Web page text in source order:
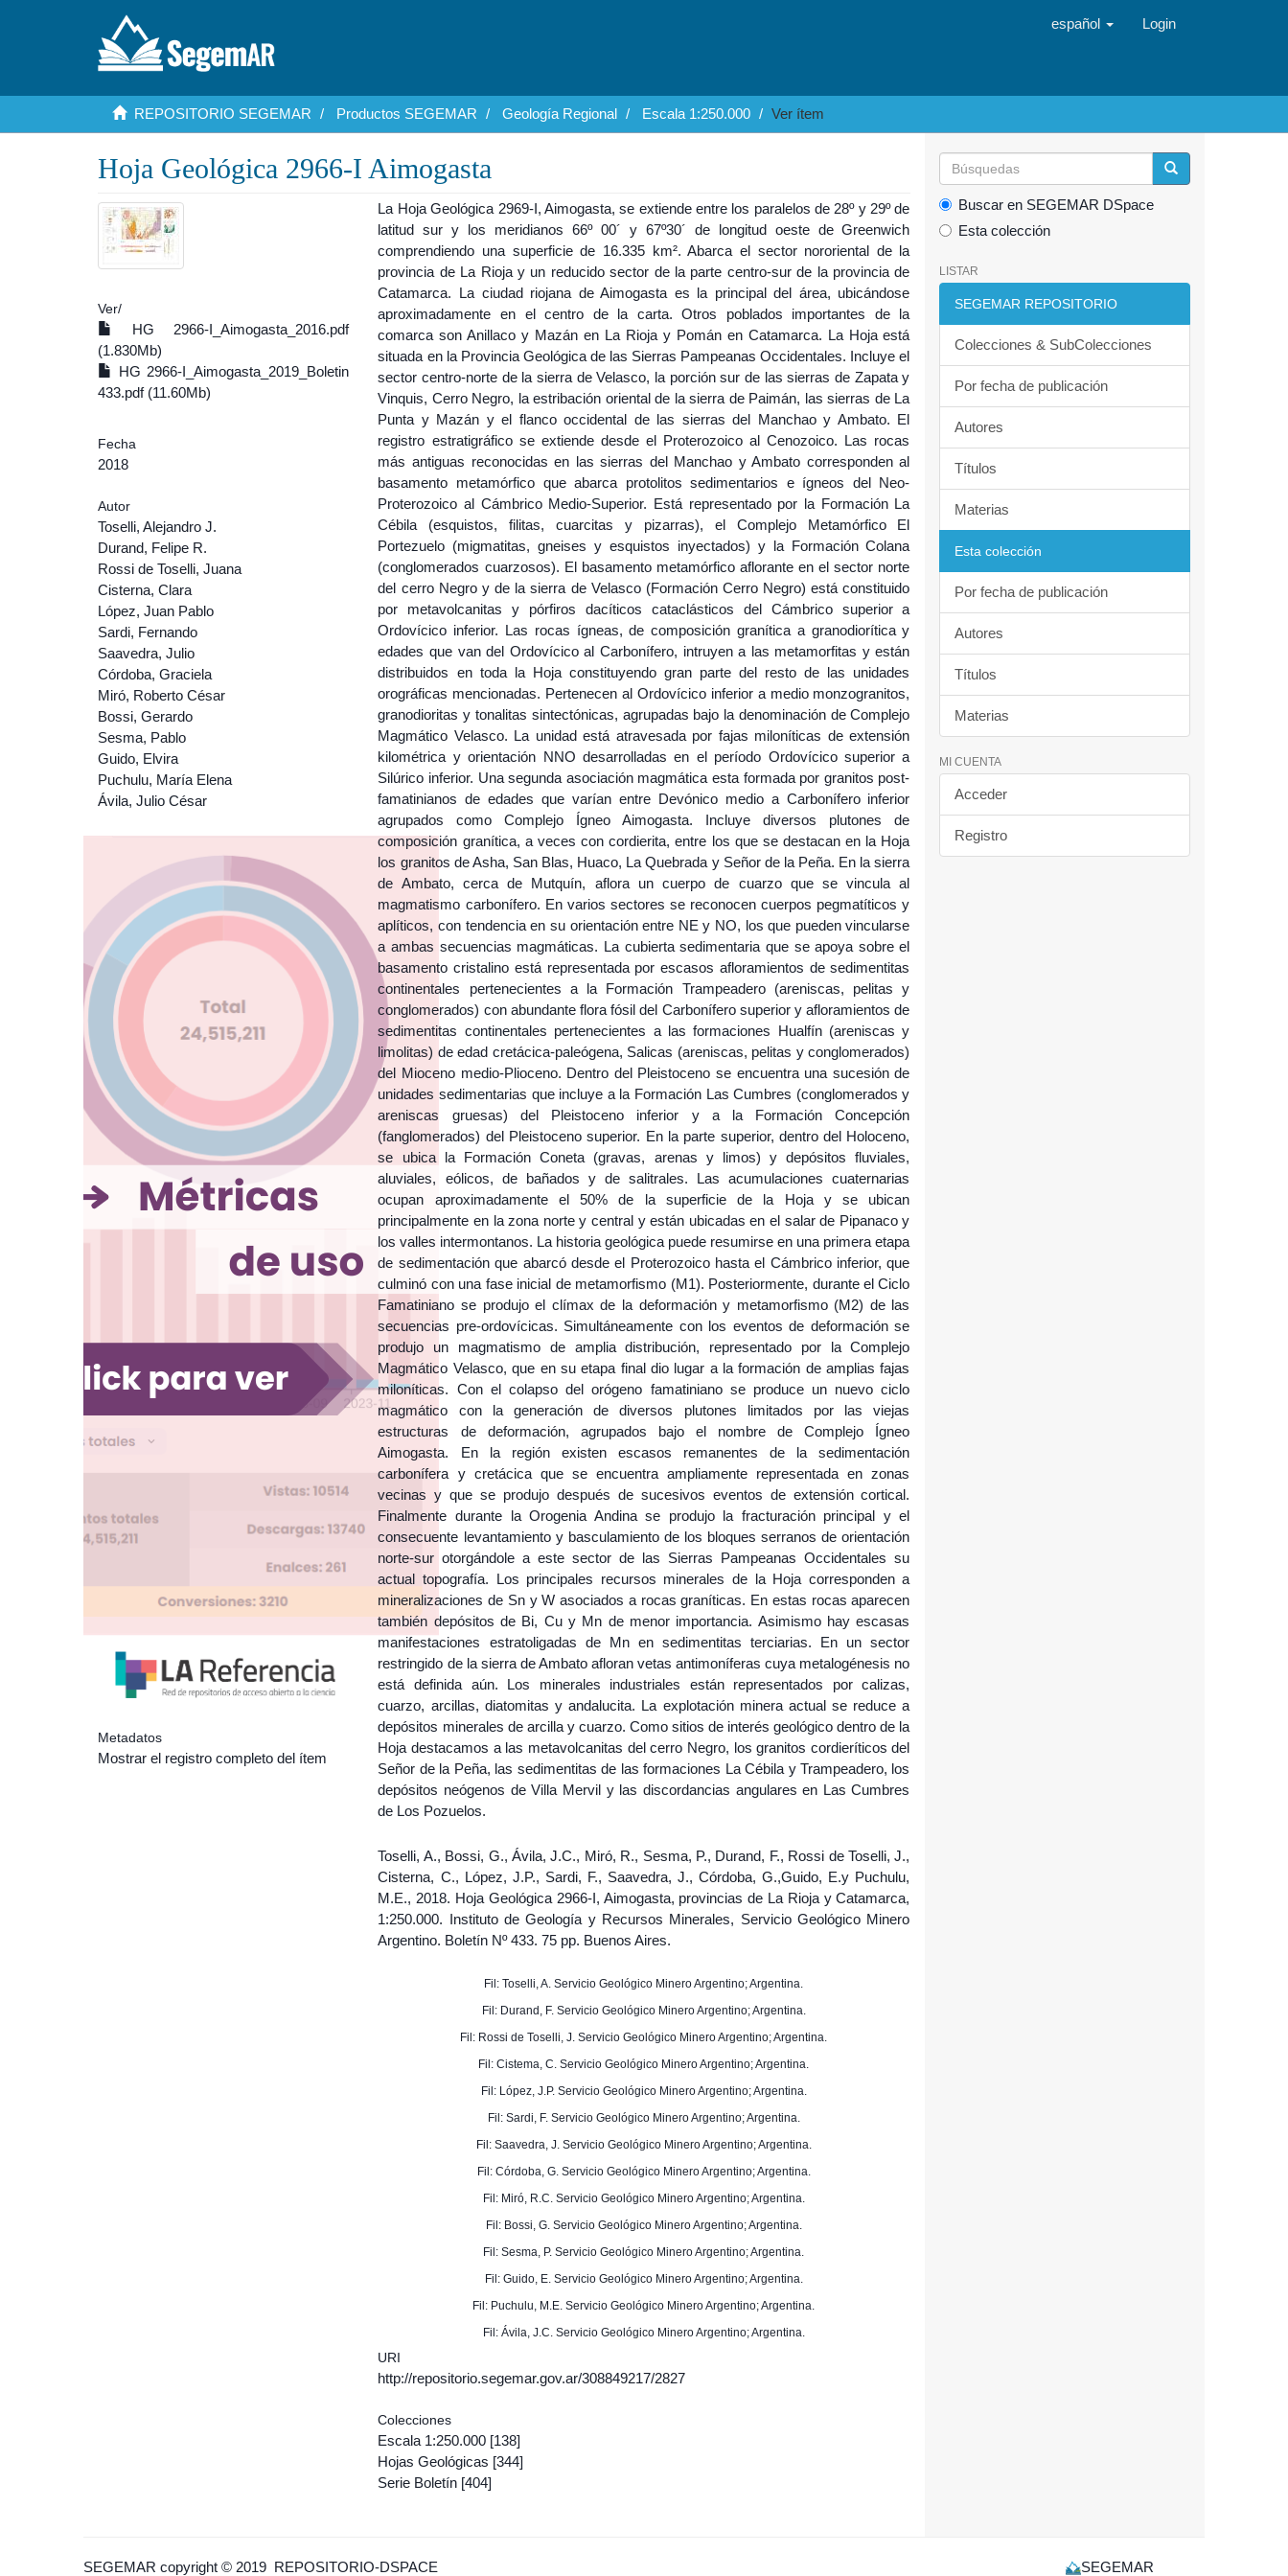
español Login
REPOSITORIO SEGEMAR Productos SEGEMAR Geología Regional Escala 1:250.000 Ver ítem
Hoja Geológica 2966-I Aimogasta
Ver/
HG 2966-I_Aimogasta_2016.pdf
(1.830Mb)
HG 2966-I_Aimogasta_2019_Boletin
433.pdf (11.60Mb)
Fecha
2018
Autor
Toselli, Alejandro J.
Durand, Felipe R.
Rossi de Toselli, Juana
Cisterna, Clara
López, Juan Pablo
Sardi, Fernando
Saavedra, Julio
Córdoba, Graciela
Miró, Roberto César
Bossi, Gerardo
Sesma, Pablo
Guido, Elvira
Puchulu, María Elena
Ávila, Julio César
Metadatos
Mostrar el registro completo del ítem
La Hoja Geológica 2969-I, Aimogasta, se extiende entre los paralelos de 28º y 29º de
latitud sur y los meridianos 66º 00´ y 67º30´ de longitud oeste de Greenwich
comprendiendo una superficie de 16.335 km². Abarca el sector nororiental de la
provincia de La Rioja y un reducido sector de la parte centro-sur de la provincia de
Catamarca. La ciudad riojana de Aimogasta es la principal del área, ubicándose
aproximadamente en el centro de la carta. Otros poblados importantes de la
comarca son Anillaco y Mazán en La Rioja y Pomán en Catamarca. La Hoja está
situada en la Provincia Geológica de las Sierras Pampeanas Occidentales. Incluye el
sector centro-norte de la sierra de Velasco, la porción sur de las sierras de Zapata y
Vinquis, Cerro Negro, la estribación oriental de la sierra de Paimán, las sierras de La
Punta y Mazán y el flanco occidental de las sierras del Manchao y Ambato. El
registro estratigráfico se extiende desde el Proterozoico al Cenozoico. Las rocas
más antiguas reconocidas en las sierras del Manchao y Ambato corresponden al
basamento metamórfico que abarca protolitos sedimentarios e ígneos del Neo-
Proterozoico al Cámbrico Medio-Superior. Está representado por la Formación La
Cébila (esquistos, filitas, cuarcitas y pizarras), el Complejo Metamórfico El
Portezuelo (migmatitas, gneises y esquistos inyectados) y la Formación Colana
(conglomerados cuarzosos). El basamento metamórfico aflorante en el sector norte
del cerro Negro y de la sierra de Velasco (Formación Cerro Negro) está constituido
por metavolcanitas y pórfiros dacíticos cataclásticos del Cámbrico superior a
Ordovícico inferior. Las rocas ígneas, de composición granítica a granodiorítica y
edades que van del Ordovícico al Carbonífero, intruyen a las metamorfitas y están
distribuidos en toda la Hoja constituyendo gran parte del resto de las unidades
orográficas mencionadas. Pertenecen al Ordovícico inferior a medio monzogranitos,
granodioritas y tonalitas sintectónicas, agrupadas bajo la denominación de Complejo
Magmático Velasco. La unidad está atravesada por fajas miloníticas de extensión
kilométrica y orientación NNO desarrolladas en el período Ordovícico superior a
Silúrico inferior. Una segunda asociación magmática esta formada por granitos post-
famatinianos de edades que varían entre Devónico medio a Carbonífero inferior
agrupados como Complejo Ígneo Aimogasta. Incluye diversos plutones de
composición granítica, a veces con cordierita, entre los que se destacan en la Hoja
los granitos de Asha, San Blas, Huaco, La Quebrada y Señor de la Peña. En la sierra
de Ambato, cerca de Mutquín, aflora un cuerpo de cuarzo que se vincula al
magmatismo carbonífero. En varios sectores se reconocen cuerpos pegmatíticos y
aplíticos, con tendencia en su orientación entre NE y NO, los que pueden vincularse
a ambas secuencias magmáticas. La cubierta sedimentaria que se apoya sobre el
basamento cristalino está representada por escasos afloramientos de sedimentitas
continentales pertenecientes a la Formación Trampeadero (areniscas, pelitas y
conglomerados) con abundante flora fósil del Carbonífero superior y afloramientos de
sedimentitas continentales pertenecientes a las formaciones Hualfín (areniscas y
limolitas) de edad cretácica-paleógena, Salicas (areniscas, pelitas y conglomerados)
del Mioceno medio-Plioceno. Dentro del Pleistoceno se encuentra una sucesión de
unidades sedimentarias que incluye a la Formación Las Cumbres (conglomerados y
areniscas gruesas) del Pleistoceno inferior y a la Formación Concepción
(fanglomerados) del Pleistoceno superior. En la parte superior, dentro del Holoceno,
se ubica la Formación Coneta (gravas, arenas y limos) y depósitos fluviales,
aluviales, eólicos, de bañados y de salitrales. Las acumulaciones cuaternarias
ocupan aproximadamente el 50% de la superficie de la Hoja y se ubican
principalmente en la zona norte y central y están ubicadas en el salar de Pipanaco y
los valles intermontanos. La historia geológica puede resumirse en una primera etapa
de sedimentación que abarcó desde el Proterozoico hasta el Cámbrico inferior, que
culminó con una fase inicial de metamorfismo (M1). Posteriormente, durante el Ciclo
Famatiniano se produjo el clímax de la deformación y metamorfismo (M2) de las
secuencias pre-ordovícicas. Simultáneamente con los eventos de deformación se
produjo un magmatismo de amplia distribución, representado por la Complejo
Magmático Velasco, que en su etapa final dio lugar a la formación de amplias fajas
miloníticas. Con el colapso del orógeno famatiniano se produce un nuevo ciclo
magmático con la generación de diversos plutones limitados por las viejas
estructuras de deformación, agrupados bajo el nombre de Complejo Ígneo
Aimogasta. En la región existen escasos remanentes de la sedimentación
carbonífera y cretácica que se encuentra ampliamente representada en zonas
vecinas y que se produjo después de sucesivos eventos de extensión cortical.
Finalmente durante la Orogenia Andina se produjo la fracturación principal y el
consecuente levantamiento y basculamiento de los bloques serranos de orientación
norte-sur otorgándole a este sector de las Sierras Pampeanas Occidentales su
actual topografía. Los principales recursos minerales de la Hoja corresponden a
mineralizaciones de Sn y W asociados a rocas graníticas. En estas rocas aparecen
también depósitos de Bi, Cu y Mn de menor importancia. Asimismo hay escasas
manifestaciones estratoligadas de Mn en sedimentitas terciarias. En un sector
restringido de la sierra de Ambato afloran vetas antimoníferas cuya metalogénesis no
está definida aún. Los minerales industriales están representados por calizas,
cuarzo, arcillas, diatomitas y andalucita. La explotación minera actual se reduce a
depósitos minerales de arcilla y cuarzo. Como sitios de interés geológico dentro de la
Hoja destacamos a las metavolcanitas del cerro Negro, los granitos cordieríticos del
Señor de la Peña, las sedimentitas de las formaciones La Cébila y Trampeadero, los
depósitos neógenos de Villa Mervil y las discordancias angulares en Las Cumbres
de Los Pozuelos.
Toselli, A., Bossi, G., Ávila, J.C., Miró, R., Sesma, P., Durand, F., Rossi de Toselli, J.,
Cisterna, C., López, J.P., Sardi, F., Saavedra, J., Córdoba, G.,Guido, E.y Puchulu,
M.E., 2018. Hoja Geológica 2966-I, Aimogasta, provincias de La Rioja y Catamarca,
1:250.000. Instituto de Geología y Recursos Minerales, Servicio Geológico Minero
Argentino. Boletín Nº 433. 75 pp. Buenos Aires.
Fil: Toselli, A. Servicio Geológico Minero Argentino; Argentina.
Fil: Durand, F. Servicio Geológico Minero Argentino; Argentina.
Fil: Rossi de Toselli, J. Servicio Geológico Minero Argentino; Argentina.
Fil: Cistema, C. Servicio Geológico Minero Argentino; Argentina.
Fil: López, J.P. Servicio Geológico Minero Argentino; Argentina.
Fil: Sardi, F. Servicio Geológico Minero Argentino; Argentina.
Fil: Saavedra, J. Servicio Geológico Minero Argentino; Argentina.
Fil: Córdoba, G. Servicio Geológico Minero Argentino; Argentina.
Fil: Miró, R.C. Servicio Geológico Minero Argentino; Argentina.
Fil: Bossi, G. Servicio Geológico Minero Argentino; Argentina.
Fil: Sesma, P. Servicio Geológico Minero Argentino; Argentina.
Fil: Guido, E. Servicio Geológico Minero Argentino; Argentina.
Fil: Puchulu, M.E. Servicio Geológico Minero Argentino; Argentina.
Fil: Ávila, J.C. Servicio Geológico Minero Argentino; Argentina.
URI
http://repositorio.segemar.gov.ar/308849217/2827
Colecciones
Escala 1:250.000 [138]
Hojas Geológicas [344]
Serie Boletín [404]
Buscar en SEGEMAR DSpace
Esta colección
LISTAR
SEGEMAR REPOSITORIO
Colecciones & SubColecciones
Por fecha de publicación
Autores
Títulos
Materias
Esta colección
Por fecha de publicación
Autores
Títulos
Materias
MI CUENTA
Acceder
Registro
SEGEMAR copyright © 2019 REPOSITORIO-DSPACE SEGEMAR